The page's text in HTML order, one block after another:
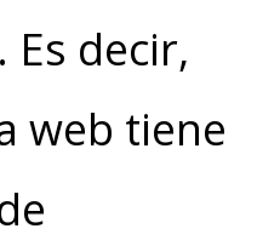
decir,
web tiene